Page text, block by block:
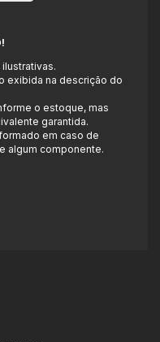
exibida na descrição do
o estoque, mas
garantida.
em caso de
algum componente.